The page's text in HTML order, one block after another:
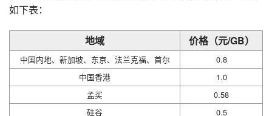
如下表：
地域 价格（元/GB）
中国内地、新加坡、东京、法兰克福、首尔
0.8
中国香港
1.0
孟买
0.58
硅谷
0.5